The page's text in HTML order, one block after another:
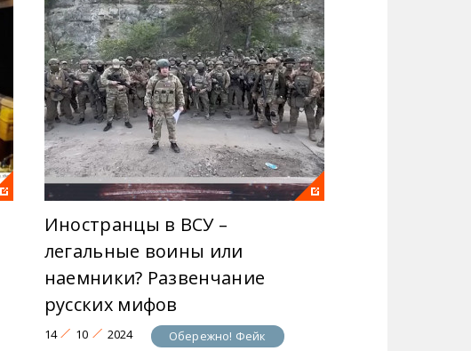
Иностранцы в ВСУ –
легальные воины или
наемники? Развенчание
русских мифов
14 10 2024 Обережно! Фейк